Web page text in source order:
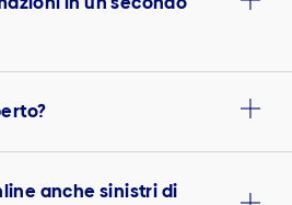
anche sinistri di